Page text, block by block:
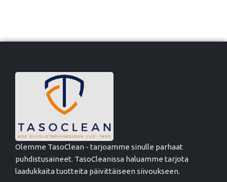
Olemme TasoClean - tarjoamme sinulle parhaat
puhdistusaineet. TasoCleanissa haluamme tarjota
laadukkaita tuotteita päivittäiseen siivoukseen.